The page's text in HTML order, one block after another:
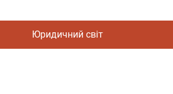
Юридичний світ